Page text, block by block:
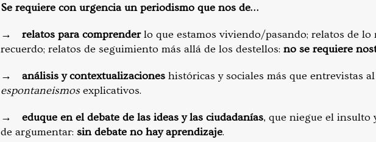
Se requiere con urgencia un periodismo que nos de…
→ relatos para comprenderlo que estamos viviendo/pasando; relatos de lo
recuerdo; relatos de seguimiento más allá de los destellos: no se requiere
→ análisis y contextualizaciones históricas y sociales más que entrevistas
espontaneismos explicativos.
→ eduque en el debate de las ideas y las ciudadanías, que niegue el insulto
de argumentar: sin debate no hay aprendizaje.